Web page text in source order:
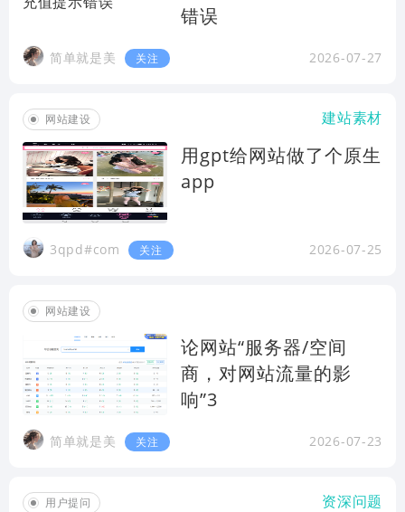
错误
简单就是美 关注 2026-07-27
网站建设 建站素材
用gpt给网站做了个原生
app
3qpd#com 关注 2026-07-25
网站建设
论网站“服务器/空间
商，对网站流量的影
响”3
简单就是美 关注 2026-07-23
用户提问 资深问题